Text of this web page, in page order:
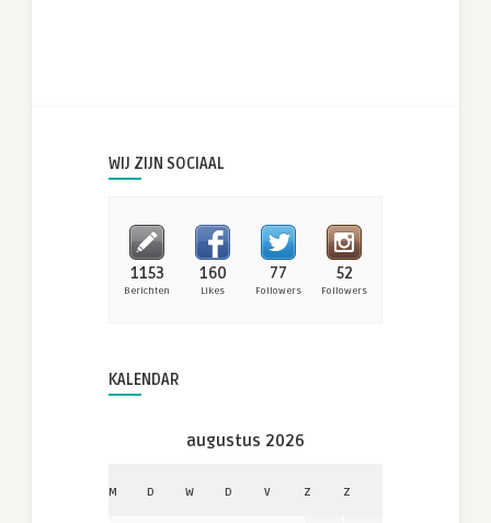
WIJ ZIJN SOCIAAL
1153
Berichten
160
Likes
77
Followers
52
Followers
KALENDAR
augustus 2026
M D W D V Z Z